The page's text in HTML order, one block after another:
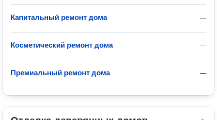
—
Капитальный ремонт дома
—
Косметический ремонт дома
—
Премиальный ремонт дома